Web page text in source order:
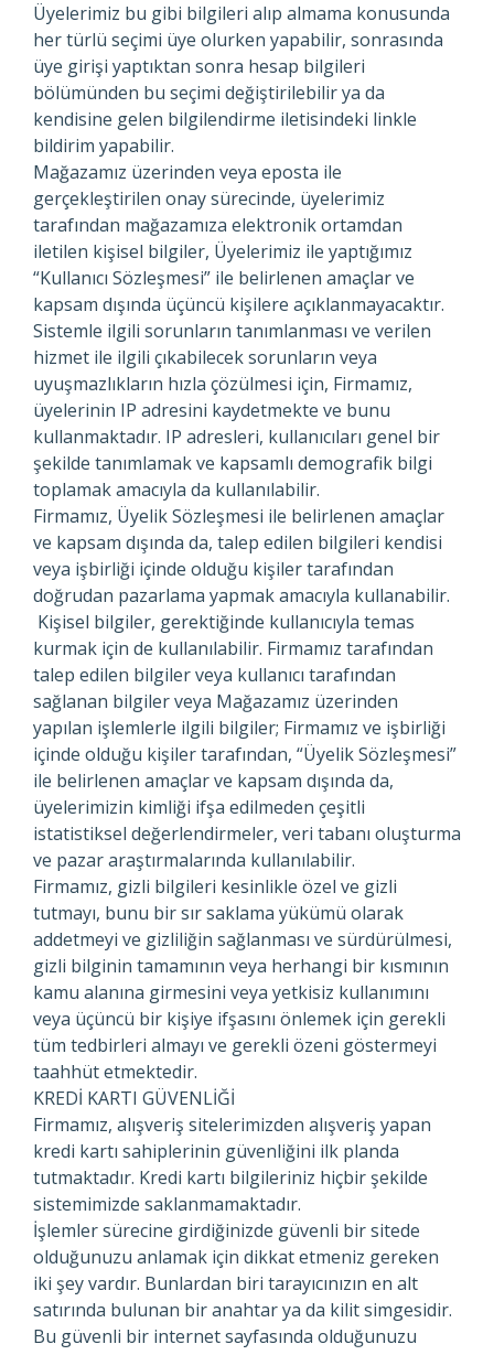
Üyelerimiz bu gibi bilgileri alıp almama konusunda
her türlü seçimi üye olurken yapabilir, sonrasında
üye girişi yaptıktan sonra hesap bilgileri
bölümünden bu seçimi değiştirilebilir ya da
kendisine gelen bilgilendirme iletisindeki linkle
bildirim yapabilir.
Mağazamız üzerinden veya eposta ile
gerçekleştirilen onay sürecinde, üyelerimiz
tarafından mağazamıza elektronik ortamdan
iletilen kişisel bilgiler, Üyelerimiz ile yaptığımız
“Kullanıcı Sözleşmesi” ile belirlenen amaçlar ve
kapsam dışında üçüncü kişilere açıklanmayacaktır.
Sistemle ilgili sorunların tanımlanması ve verilen
hizmet ile ilgili çıkabilecek sorunların veya
uyuşmazlıkların hızla çözülmesi için, Firmamız,
üyelerinin IP adresini kaydetmekte ve bunu
kullanmaktadır. IP adresleri, kullanıcıları genel bir
şekilde tanımlamak ve kapsamlı demografik bilgi
toplamak amacıyla da kullanılabilir.
Firmamız, Üyelik Sözleşmesi ile belirlenen amaçlar
ve kapsam dışında da, talep edilen bilgileri kendisi
veya işbirliği içinde olduğu kişiler tarafından
doğrudan pazarlama yapmak amacıyla kullanabilir.
Kişisel bilgiler, gerektiğinde kullanıcıyla temas
kurmak için de kullanılabilir. Firmamız tarafından
talep edilen bilgiler veya kullanıcı tarafından
sağlanan bilgiler veya Mağazamız üzerinden
yapılan işlemlerle ilgili bilgiler; Firmamız ve işbirliği
içinde olduğu kişiler tarafından, “Üyelik Sözleşmesi”
ile belirlenen amaçlar ve kapsam dışında da,
üyelerimizin kimliği ifşa edilmeden çeşitli
istatistiksel değerlendirmeler, veri tabanı oluşturma
ve pazar araştırmalarında kullanılabilir.
Firmamız, gizli bilgileri kesinlikle özel ve gizli
tutmayı, bunu bir sır saklama yükümü olarak
addetmeyi ve gizliliğin sağlanması ve sürdürülmesi,
gizli bilginin tamamının veya herhangi bir kısmının
kamu alanına girmesini veya yetkisiz kullanımını
veya üçüncü bir kişiye ifşasını önlemek için gerekli
tüm tedbirleri almayı ve gerekli özeni göstermeyi
taahhüt etmektedir.
KREDİ KARTI GÜVENLİĞİ
Firmamız, alışveriş sitelerimizden alışveriş yapan
kredi kartı sahiplerinin güvenliğini ilk planda
tutmaktadır. Kredi kartı bilgileriniz hiçbir şekilde
sistemimizde saklanmamaktadır.
İşlemler sürecine girdiğinizde güvenli bir sitede
olduğunuzu anlamak için dikkat etmeniz gereken
iki şey vardır. Bunlardan biri tarayıcınızın en alt
satırında bulunan bir anahtar ya da kilit simgesidir.
Bu güvenli bir internet sayfasında olduğunuzu